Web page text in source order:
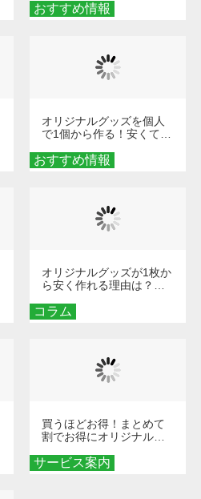
おすすめ情報
ダーメイドする魅力と選
び方
おすすめ情報
オリジナルグッズを個人
で1個から作る！安くて簡
秘訣
コラム
オリジナルグッズが1枚か
ら安く作れる理由は？オ
とメリットを解説
サービス案内
買うほどお得！まとめて
割でお得にオリジナルグ